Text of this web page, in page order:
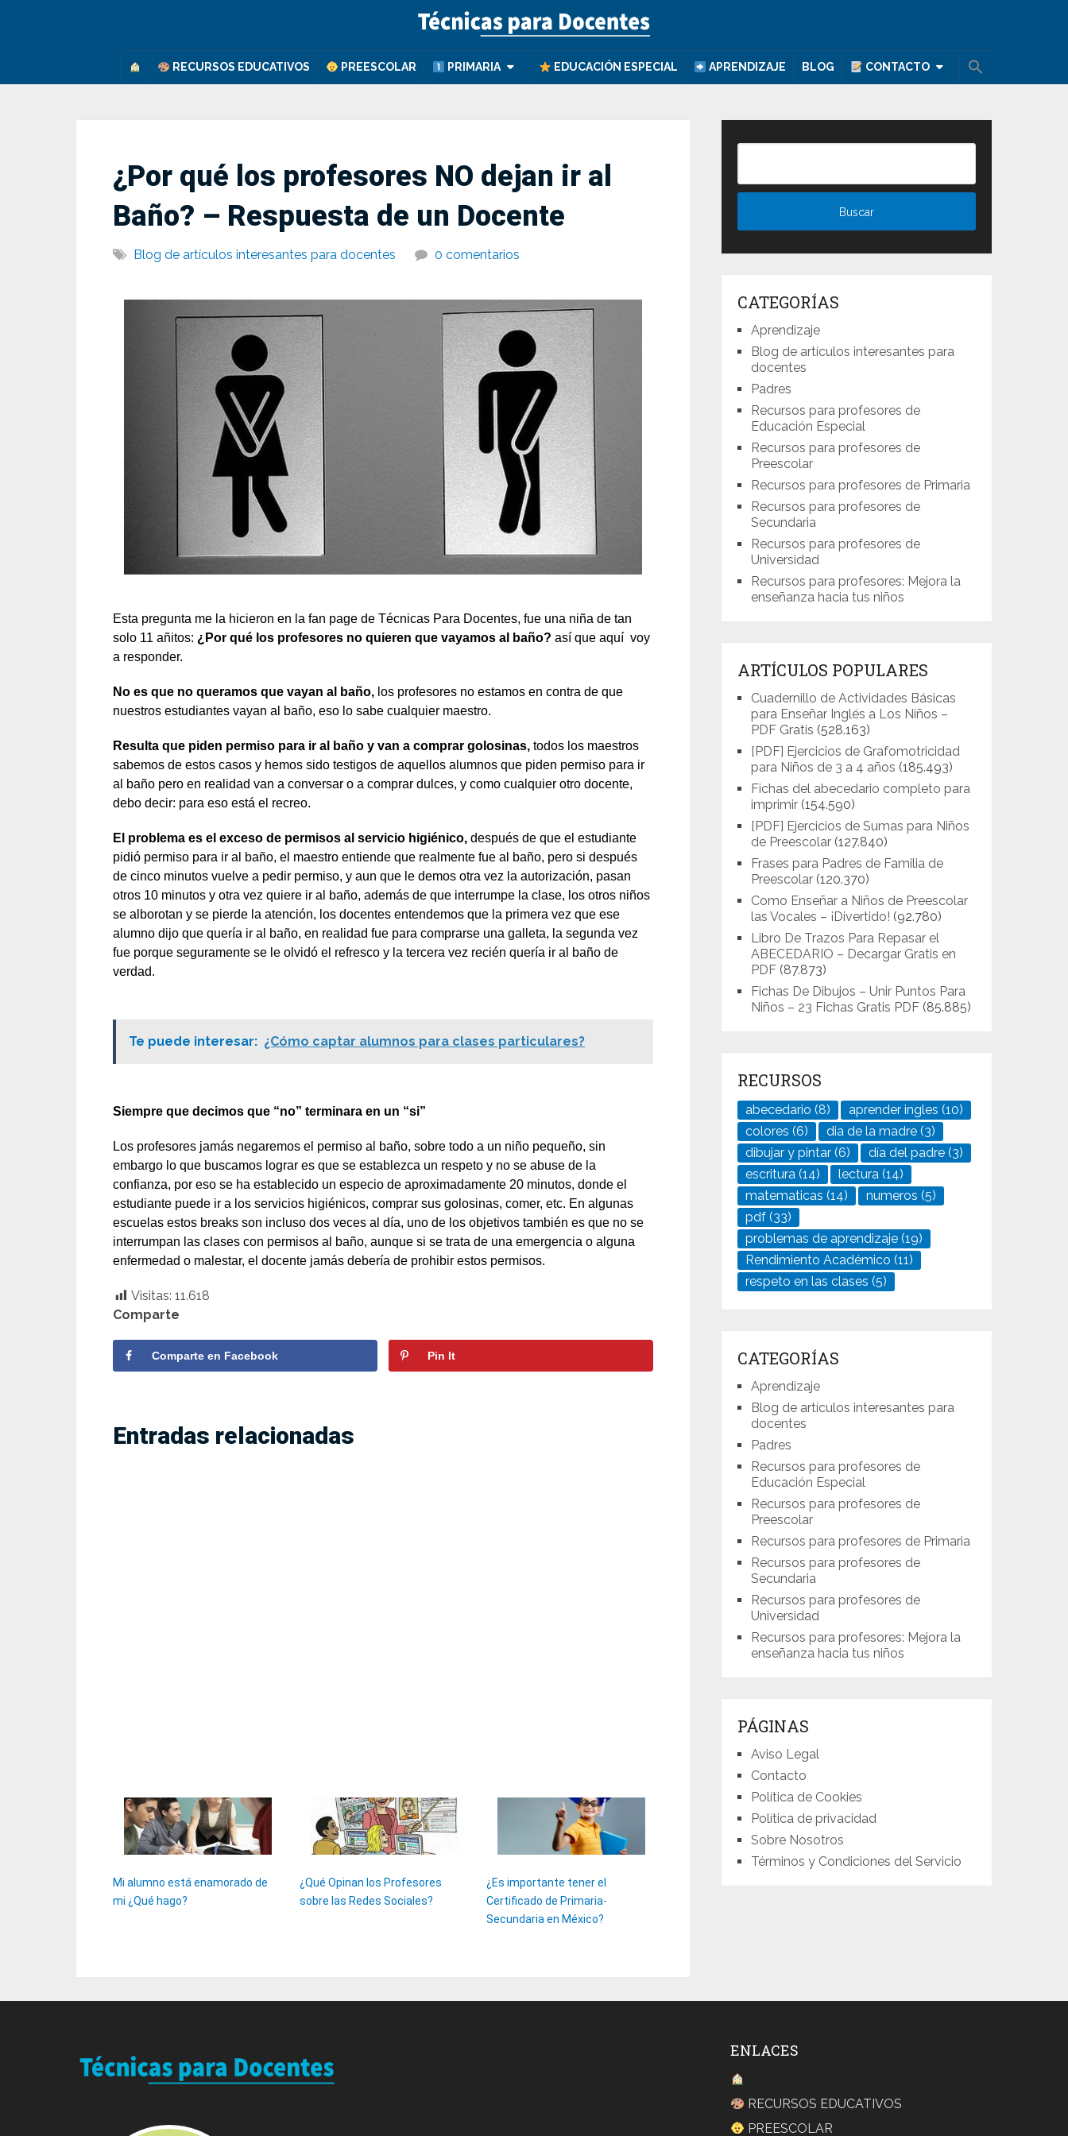
RECURSOS EDUCATIVOS PREESCOLAR PRIMARIA EDUCACIÓN ESPECIAL APRENDIZAJE BLOG CONTACTO
¿Por qué los profesores NO dejan ir al
Baño? – Respuesta de un Docente
Blog de artículos interesantes para docentes 0 comentarios
Esta pregunta me la hicieron en la fan page de Técnicas Para Docentes, fue una niña de tan
solo 11 añitos: ¿Por qué los profesores no quieren que vayamos al baño? así que aquí voy
a responder.
No es que no queramos que vayan al baño, los profesores no estamos en contra de que
nuestros estudiantes vayan al baño, eso lo sabe cualquier maestro.
Resulta que piden permiso para ir al baño y van a comprar golosinas, todos los maestros
sabemos de estos casos y hemos sido testigos de aquellos alumnos que piden permiso para ir
al baño pero en realidad van a conversar o a comprar dulces, y como cualquier otro docente,
debo decir: para eso está el recreo.
El problema es el exceso de permisos al servicio higiénico, después de que el estudiante
pidió permiso para ir al baño, el maestro entiende que realmente fue al baño, pero si después
de cinco minutos vuelve a pedir permiso, y aun que le demos otra vez la autorización, pasan
otros 10 minutos y otra vez quiere ir al baño, además de que interrumpe la clase, los otros niños
se alborotan y se pierde la atención, los docentes entendemos que la primera vez que ese
alumno dijo que quería ir al baño, en realidad fue para comprarse una galleta, la segunda vez
fue porque seguramente se le olvidó el refresco y la tercera vez recién quería ir al baño de
verdad.
Te puede interesar: ¿Cómo captar alumnos para clases particulares?
Siempre que decimos que “no” terminara en un “si”
Los profesores jamás negaremos el permiso al baño, sobre todo a un niño pequeño, sin
embargo lo que buscamos lograr es que se establezca un respeto y no se abuse de la
confianza, por eso se ha establecido un especio de aproximadamente 20 minutos, donde el
estudiante puede ir a los servicios higiénicos, comprar sus golosinas, comer, etc. En algunas
escuelas estos breaks son incluso dos veces al día, uno de los objetivos también es que no se
interrumpan las clases con permisos al baño, aunque si se trata de una emergencia o alguna
enfermedad o malestar, el docente jamás debería de prohibir estos permisos.
Visitas: 11.618
Comparte
Comparte en Facebook Pin It
Entradas relacionadas
Mi alumno está enamorado de
mi ¿Qué hago?
¿Qué Opinan los Profesores
sobre las Redes Sociales?
¿Es importante tener el
Certificado de Primaria-
Secundaria en México?
CATEGORÍAS
Aprendizaje
Blog de artículos interesantes para
docentes
Padres
Recursos para profesores de
Educación Especial
Recursos para profesores de
Preescolar
Recursos para profesores de Primaria
Recursos para profesores de
Secundaria
Recursos para profesores de
Universidad
Recursos para profesores: Mejora la
enseñanza hacia tus niños
ARTÍCULOS POPULARES
Cuadernillo de Actividades Básicas
para Enseñar Inglés a Los Niños –
PDF Gratis (528.163)
[PDF] Ejercicios de Grafomotricidad
para Niños de 3 a 4 años (185.493)
Fichas del abecedario completo para
imprimir (154.590)
[PDF] Ejercicios de Sumas para Niños
de Preescolar (127.840)
Frases para Padres de Familia de
Preescolar (120.370)
Como Enseñar a Niños de Preescolar
las Vocales – ¡Divertido! (92.780)
Libro De Trazos Para Repasar el
ABECEDARIO – Decargar Gratis en
PDF (87.873)
Fichas De Dibujos – Unir Puntos Para
Niños – 23 Fichas Gratis PDF (85.885)
RECURSOS
abecedario (8) aprender ingles (10)
colores (6) dia de la madre (3)
dibujar y pintar (6) día del padre (3)
escritura (14) lectura (14)
matematicas (14) numeros (5)
pdf (33)
problemas de aprendizaje (19)
Rendimiento Académico (11)
respeto en las clases (5)
CATEGORÍAS
Aprendizaje
Blog de artículos interesantes para
docentes
Padres
Recursos para profesores de
Educación Especial
Recursos para profesores de
Preescolar
Recursos para profesores de Primaria
Recursos para profesores de
Secundaria
Recursos para profesores de
Universidad
Recursos para profesores: Mejora la
enseñanza hacia tus niños
PÁGINAS
Aviso Legal
Contacto
Política de Cookies
Política de privacidad
Sobre Nosotros
Términos y Condiciones del Servicio
ENLACES
RECURSOS EDUCATIVOS
PREESCOLAR